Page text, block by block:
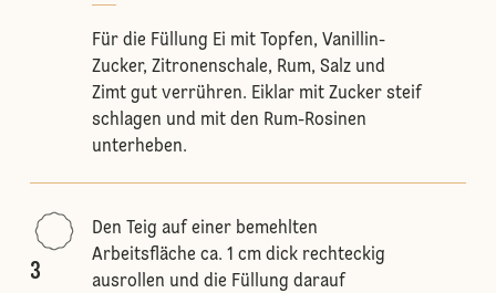
Für die Füllung Ei mit Topfen, Vanillin-
Zucker, Zitronenschale, Rum, Salz und
Zimt gut verrühren. Eiklar mit Zucker steif
schlagen und mit den Rum-Rosinen
unterheben.
3
Den Teig auf einer bemehlten
Arbeitsfläche ca. 1 cm dick rechteckig
ausrollen und die Füllung darauf